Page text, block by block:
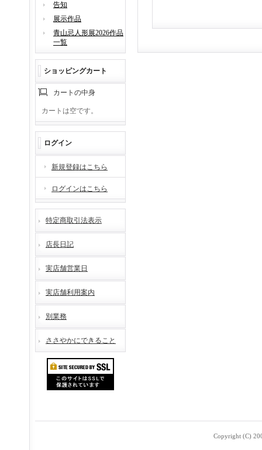
告知
展示作品
青山忌人形展2026作品
一覧
ショッピングカート
カートの中身
カートは空です。
ログイン
新規登録はこちら
ログインはこちら
特定商取引法表示
店長日記
実店舗営業日
実店舗利用案内
別業務
ささやかにできること
Copyright (C)